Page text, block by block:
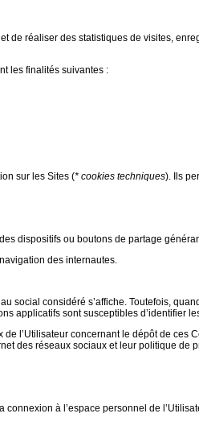
de réaliser des statistiques de visites,
les finalités suivantes :
sur les Sites (* cookies techniques). Ils
dispositifs ou boutons de partage
des internautes.
social considéré s’affiche. Toutefois,
applicatifs sont susceptibles d’identifier
l’Utilisateur concernant le dépôt de ces
des réseaux sociaux et leur politique de
à l’espace personnel de